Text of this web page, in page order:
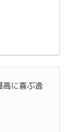
高に喜ぶ逸